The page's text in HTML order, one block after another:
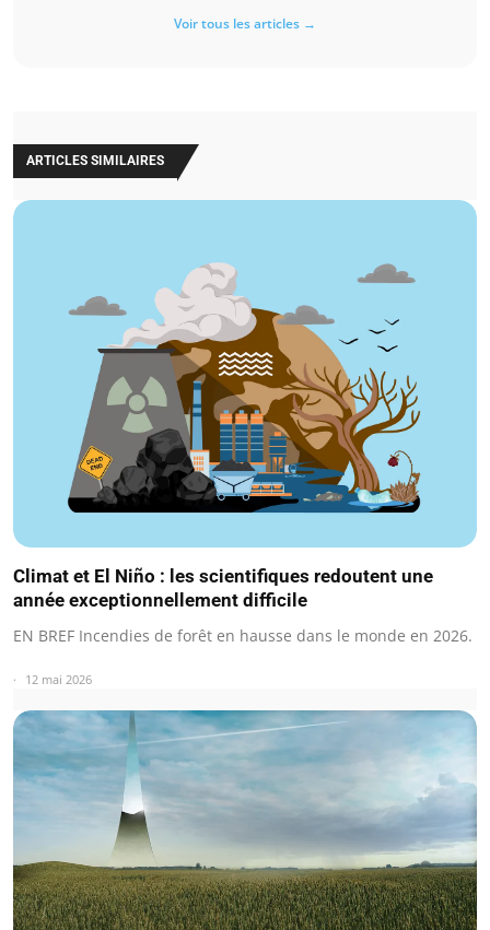
Voir tous les articles →
ARTICLES SIMILAIRES
Climat et El Niño : les scientifiques redoutent une
année exceptionnellement difficile
EN BREF Incendies de forêt en hausse dans le monde en 2026.
12 mai 2026